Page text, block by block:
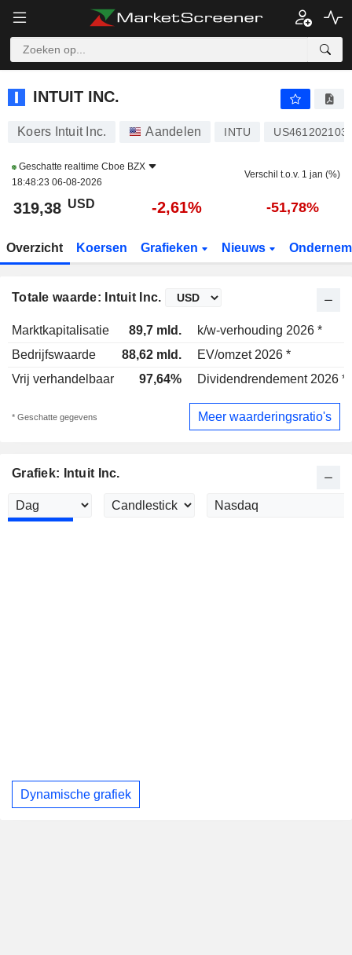
INTUIT INC.
INTUIT INC.
Koers Intuit Inc. Aandelen INTU
Geschatte realtime Cboe BZX
18:48:23 06-08-2026
Verschil t.o.v. 1 jan (%)
319,38 USD -2,61% -51,78%
Overzicht Koersen Grafieken Nieuws
Totale waarde: Intuit Inc.
Marktkapitalisatie 89,7 mld.
k/w-verhouding 2026 *
Bedrijfswaarde
88,62 mld.
EV/omzet 2026 *
Vrij verhandelbaar
97,64% Dividendrendement 2026 *
* Geschatte gegevens Meer waarderingsratio's
Grafiek: Intuit Inc.
Dynamische grafiek